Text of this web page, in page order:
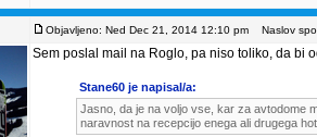
Objavljeno: Ned Dec 21, 2014 12:10 pm Naslov
Sem poslal mail na Roglo, pa niso toliko, da bi
Stane60 je napisal/a:
Jasno, da je na voljo vse, kar za avtodome
naravnost na recepcijo enega ali drugega